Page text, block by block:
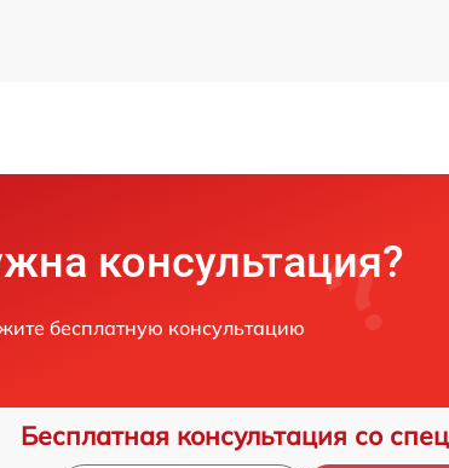
консультация?
бесплатную консультацию
Бесплатная консультация со